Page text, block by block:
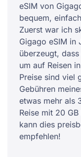
eSIM von
bequem,
Zuerst war ich
Gigago eSIM in
überzeugt,
um auf Reisen
Preise sind viel
Gebühren
etwas mehr als
Reise mit 20
kann dies
empfehlen!